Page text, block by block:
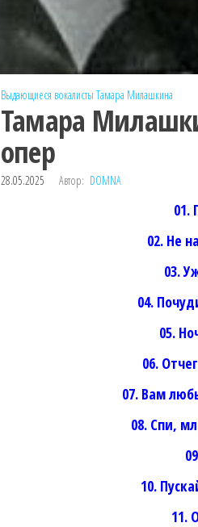
Выдающиеся вокалисты Тамара Милашкина
Тамара
опер
28.05.2025 Автор: DOMNA
01.
02. Не
03.
04.
05.
06.
07. Вам
08. Спи,
10.
11.